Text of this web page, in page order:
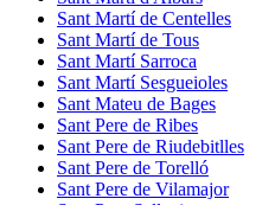
Sant Martí de Centelles
Sant Martí de Tous
Sant Martí Sarroca
Sant Martí Sesgueioles
Sant Mateu de Bages
Sant Pere de Ribes
Sant Pere de Riudebitlles
Sant Pere de Torelló
Sant Pere de Vilamajor